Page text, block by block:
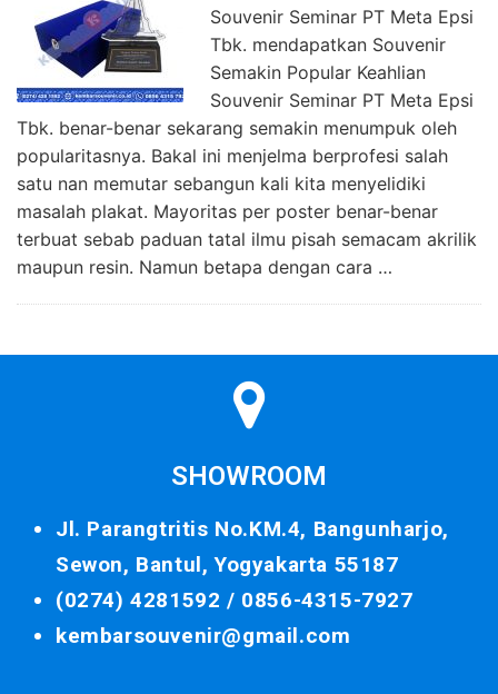
Souvenir Seminar PT Meta Epsi
Tbk. mendapatkan Souvenir
Semakin Popular Keahlian
Souvenir Seminar PT Meta Epsi
Tbk. benar-benar sekarang semakin menumpuk oleh
popularitasnya. Bakal ini menjelma berprofesi salah
satu nan memutar sebangun kali kita menyelidiki
masalah plakat. Mayoritas per poster benar-benar
terbuat sebab paduan tatal ilmu pisah semacam akrilik
maupun resin. Namun betapa dengan cara …
SHOWROOM
Jl. Parangtritis No.KM.4, Bangunharjo,
Sewon, Bantul, Yogyakarta 55187
(0274) 4281592 / 0856-4315-7927
kembarsouvenir@gmail.com